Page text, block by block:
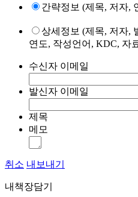
간략정보 (제목, 저자,
상세정보 (제목, 저자,
연도, 작성언어, KDC, 자
수신자 이메일
발신자 이메일
제목
메모
취소 내보내기
내책장담기